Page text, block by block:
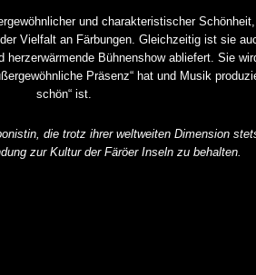
und charakteristischer
Vielfalt an Färbungen. Gleichzeitig ist sie
herzerwärmende Bühnenshow abliefert. Sie
Präsenz“ hat und Musik
schön“ ist.
die trotz ihrer weltweiten Dimension
zur Kultur der Färöer Inseln zu behalten.